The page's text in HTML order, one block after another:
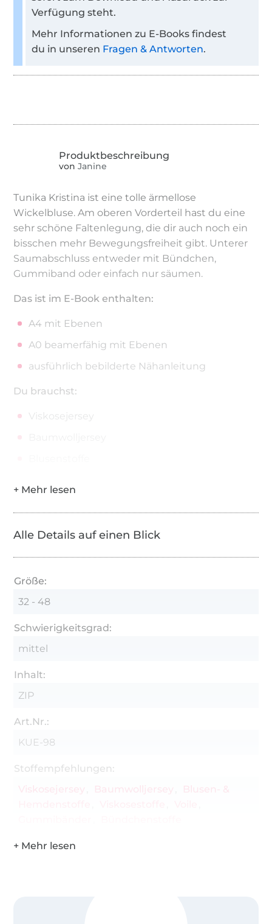
Verfügung steht.
Mehr Informationen zu E-Books findest
du in unseren Fragen & Antworten.
von Janine
Tunika Kristina ist eine tolle ärmellose
Wickelbluse. Am oberen Vorderteil hast du eine
sehr schöne Faltenlegung, die dir auch noch ein
bisschen mehr Bewegungsfreiheit gibt. Unterer
Saumabschluss entweder mit Bündchen,
Gummiband oder einfach nur säumen.
Das ist im E-Book enthalten:
A4 mit Ebenen
A0 beamerfähig mit Ebenen
ausführlich bebilderte Nähanleitung
Du brauchst:
Viskosejersey
Alle Details auf einen Blick
Größe:
32 - 48
Schwierigkeitsgrad:
mittel
Inhalt:
ZIP
Art.Nr.:
KUE-98
Stoffempfehlungen:
Viskosejersey
Baumwolljersey
Blusen- &